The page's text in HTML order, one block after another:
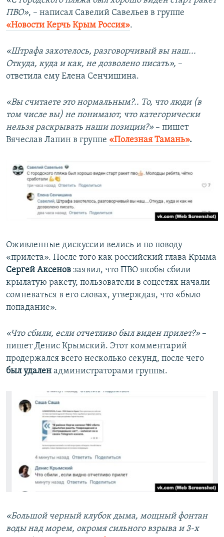
ПВО», – написал Савелий Савельев в группе
«Новости Керчь Крым Россия».
«Штрафа захотелось, разговорчивый вы наш...
Откуда, куда и как, не дозволено писать», –
ответила ему Елена Сенчишина.
«Вы считаете это нормальным?.. То, что люди (в
том числе вы) не понимают, что категорически
нельзя раскрывать наши позиции?» – пишет
Вячеслав Лапин в группе «Полезная Тамань».
Оживленные дискуссии велись и по поводу
«прилета». После того как российский глава Крыма
Сергей Аксенов заявил, что ПВО якобы сбили
крылатую ракету, пользователи в соцсетях начали
сомневаться в его словах, утверждая, что «было
попадание».
«Что сбили, если отчетливо был виден прилет?» –
пишет Денис Крымский. Этот комментарий
продержался всего несколько секунд, после чего
был удален администраторами группы.
«Большой черный клубок дыма, мощный фонтан
воды над морем, окромя сильного взрыва и 3-х